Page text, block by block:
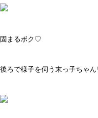
固まるボク♡
後ろで様子を伺う末っ子ちゃ